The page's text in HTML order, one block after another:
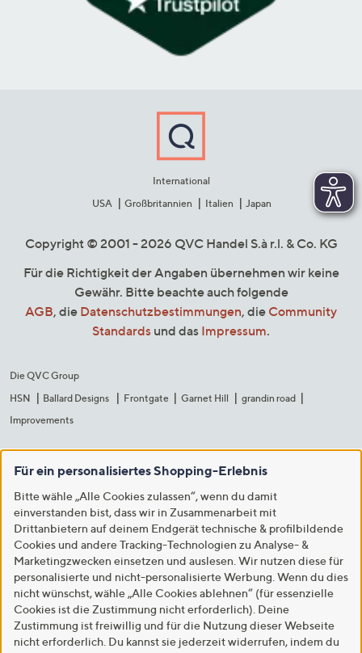
International
USA
Großbritannien Italien Japan
Copyright © 2001 - 2026 QVC Handel S.à r.l. & Co. KG
Für die Richtigkeit der Angaben übernehmen wir keine
Gewähr. Bitte beachte auch folgende
AGB, die Datenschutzbestimmungen, die Community
Standards und das Impressum.
Die QVC Group
HSN
Ballard Designs Frontgate Garnet Hill
grandin road
Improvements
Für ein personalisiertes Shopping-Erlebnis
Bitte wähle „Alle Cookies zulassen“, wenn du damit
einverstanden bist, dass wir in Zusammenarbeit mit
Drittanbietern auf deinem Endgerät technische & profilbildende
Cookies und andere Tracking-Technologien zu Analyse- &
Marketingzwecken einsetzen und auslesen. Wir nutzen diese für
personalisierte und nicht-personalisierte Werbung. Wenn du dies
nicht wünschst, wähle „Alle Cookies ablehnen“ (für essenzielle
Cookies ist die Zustimmung nicht erforderlich). Deine
Zustimmung ist freiwillig und für die Nutzung dieser Webseite
nicht erforderlich. Du kannst sie jederzeit widerrufen, indem du